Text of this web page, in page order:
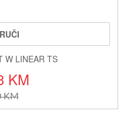
W LINEAR TS
KM
KM